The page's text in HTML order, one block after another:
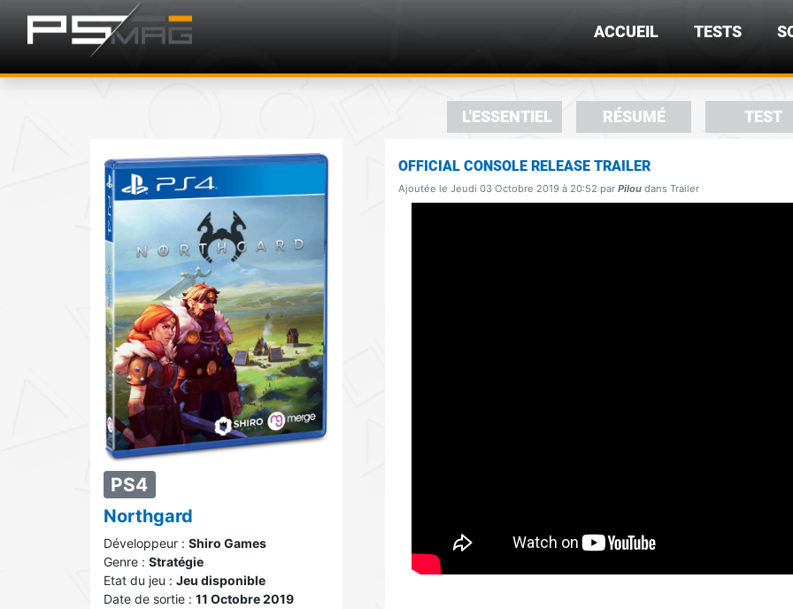
ACCUEIL TESTS
L'ESSENTIEL RÉSUMÉ TEST
PS4
Northgard
Développeur : Shiro Games
Genre : Stratégie
Etat du jeu : Jeu disponible
Date de sortie : 11 Octobre 2019
OFFICIAL CONSOLE RELEASE TRAILER
Ajoutée le Jeudi 03 Octobre 2019 à 20:52 parPiloudans Trailer